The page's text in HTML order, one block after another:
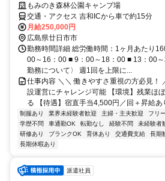
もみのき森林公園キャンプ場
交通・アクセス 吉和ICから車で約15分
月給250,000円
広島県廿日市市
勤務時間詳細 総労働時間：1ヶ月あたり
00～16：00 ■ 9：00～18：00 ■ 13：00
勤務について〉 週1回を上限に...
仕事内容 ＼＼ 働きやすさ重視の方必見！
設運営にチャレンジ可能 【環境】残業ほ
る 【待遇】宿直手当4,500円／回＋昇給
制服あり 業界未経験者歓迎 主婦・主夫歓迎 フリ
学歴不問
車通勤OK 転勤なし 経験不問 未経験者
研修あり
ブランクOK 育休あり 交通費支給 長期
長期休暇あり
派遣社員